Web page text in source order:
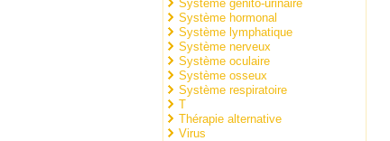
Système génito-urinaire
Système hormonal
Système lymphatique
Système nerveux
Système oculaire
Système osseux
Système respiratoire
T
Thérapie alternative
Virus